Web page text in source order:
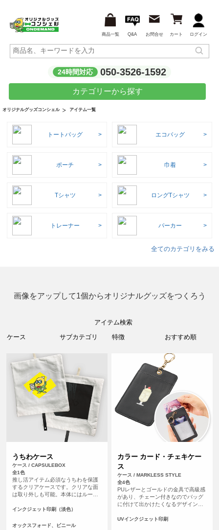
商品一覧 Q&A お問合せ カート ログイン
24時間対応 050-3526-1592
カテゴリーから探す
オリジナルグッズコンシェル アイテム一覧
トートバッグ エコバッグ
ポーチ 巾着
Tシャツ ロングTシャツ
トレーナー パーカー
全てのカテゴリをみる
画像をアップして1個からオリジナルグッズをつくろう
アイテム検索
うちわケース
ケース / CAPSULEBOX
全1色
推し活アイテム必須なうちわを保護
するクリアケースです。クリアな面
は取り外しも可能。本体にはループ
っておくこともできちゃいます。う
に！
インクジェット印刷（淡色）
オックスフォード、ビニール
カラー カード・チェキケー
ス
ケース / MARKLESS STYLE
全4色
PUレザーとゴールドの金具で高級感
があり、チェーン付きなのでバッグ
に付けて出かけたくなるデザインで
で推し活を楽しもう。表面はクリア
UVインクジェット印刷